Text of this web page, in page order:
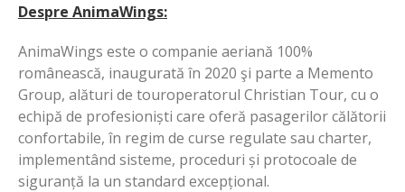
Despre AnimaWings:
AnimaWings este o companie aeriană 100%
românească, inaugurată în 2020 şi parte a Memento
Group, alături de touroperatorul Christian Tour, cu o
echipă de profesioniști care oferă pasagerilor călătorii
confortabile, în regim de curse regulate sau charter,
implementând sisteme, proceduri și protocoale de
siguranță la un standard excepțional.